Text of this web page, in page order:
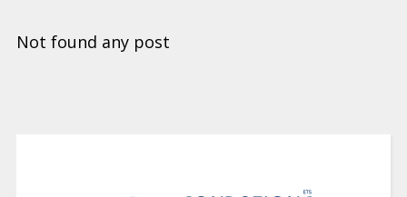
Not found any post